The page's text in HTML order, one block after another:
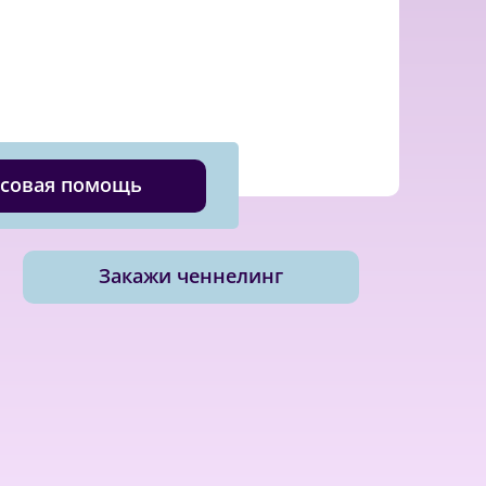
помощь
Закажи ченнелинг